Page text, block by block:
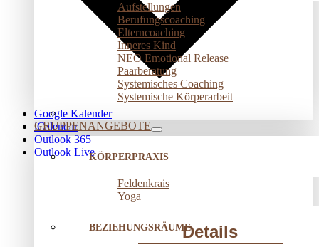
Aufstellungen
Berufungscoaching
Elterncoaching
Inneres Kind
NEO Emotional Release
Paarberatung
Systemisches Coaching
Systemische Körperarbeit
GRUPPENANGEBOTE
KÖRPERPRAXIS
Feldenkrais
Yoga
BEZIEHUNGSRÄUME
Google Kalender
iCalendar
Outlook 365
Outlook Live
Details